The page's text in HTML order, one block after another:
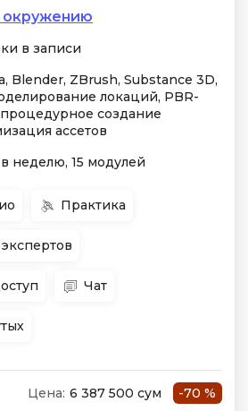
окружению
в записи
Blender, ZBrush, Substance 3D,
локаций, PBR-
создание
ассетов
неделю, 15 модулей
Практика
Чат
Цена: 6 387 500 сум
-70 %